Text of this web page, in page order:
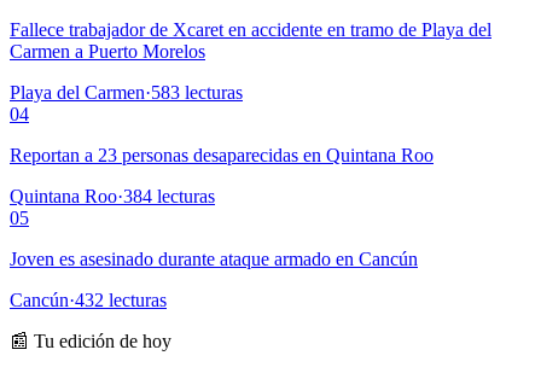
Fallece trabajador de Xcaret en accidente en tramo de Playa del
Carmen a Puerto Morelos
Playa del Carmen·583 lecturas
04
Reportan a 23 personas desaparecidas en Quintana Roo
Quintana Roo·384 lecturas
05
Joven es asesinado durante ataque armado en Cancún
Cancún·432 lecturas
📰 Tu edición de hoy